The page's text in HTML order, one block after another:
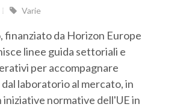
Varie
finanziato da Horizon Europe
linee guida settoriali e
per accompagnare
laboratorio al mercato, in
iniziative normative dell'UE in